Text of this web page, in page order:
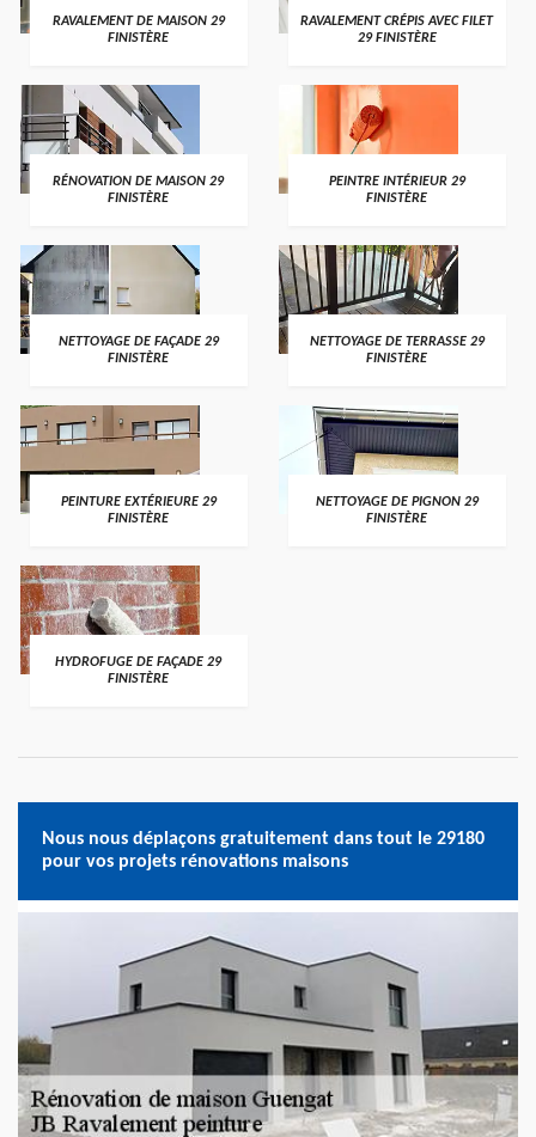
RAVALEMENT DE MAISON 29
FINISTÈRE
RAVALEMENT CRÉPIS AVEC FILET
29 FINISTÈRE
RÉNOVATION DE MAISON 29
FINISTÈRE
PEINTRE INTÉRIEUR 29
FINISTÈRE
NETTOYAGE DE FAÇADE 29
FINISTÈRE
NETTOYAGE DE TERRASSE 29
FINISTÈRE
PEINTURE EXTÉRIEURE 29
FINISTÈRE
NETTOYAGE DE PIGNON 29
FINISTÈRE
HYDROFUGE DE FAÇADE 29
FINISTÈRE
Nous nous déplaçons gratuitement dans tout le 29180
pour vos projets rénovations maisons